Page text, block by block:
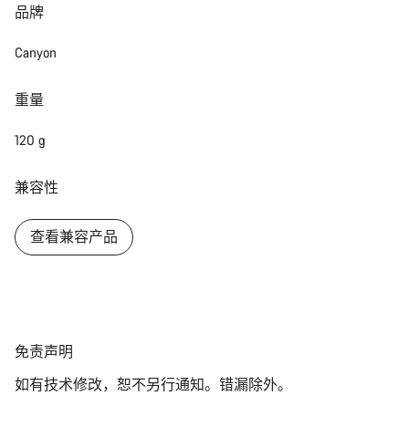
品牌
Canyon
重量
120 g
兼容性
查看兼容产品
免
声
免责声明
如有技术修改，恕不另行通知。错漏除外。